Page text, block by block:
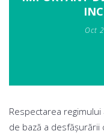
Oct
Respectarea
de bază a